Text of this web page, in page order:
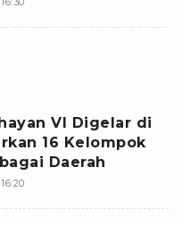
VI Digelar di
16 Kelompok
Daerah